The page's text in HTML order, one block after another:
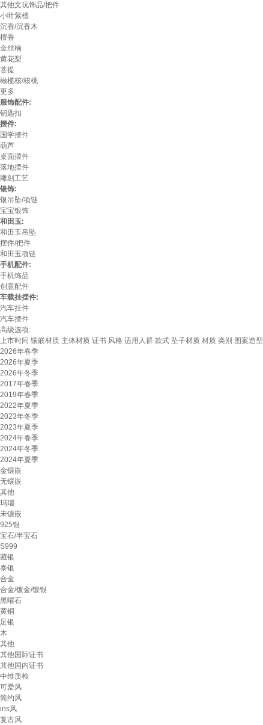
其他文玩饰品/把件
小叶紫檀
沉香/沉香木
檀香
金丝楠
黄花梨
菩提
橄榄核/核桃
更多
服饰配件:
钥匙扣
摆件:
国学摆件
葫芦
桌面摆件
落地摆件
雕刻工艺
银饰:
银吊坠/项链
宝宝银饰
和田玉:
和田玉吊坠
摆件/把件
和田玉项链
手机配件:
手机饰品
创意配件
车载挂摆件:
汽车挂件
汽车摆件
高级选项:
上市时间 镶嵌材质 主体材质 证书 风格 适用人群 款式 坠子材质 材质 类别 图案造型
2026年春季
2026年夏季
2026年冬季
2017年春季
2019年春季
2022年夏季
2023年冬季
2023年夏季
2024年春季
2024年冬季
2024年夏季
金镶嵌
无镶嵌
其他
玛瑙
未镶嵌
925银
宝石/半宝石
S999
藏银
泰银
合金
合金/镀金/镀银
黑曜石
黄铜
足银
木
其他
其他国际证书
其他国内证书
中维质检
可爱风
简约风
ins风
复古风